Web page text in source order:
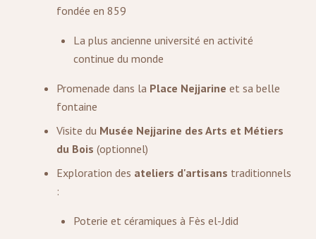
fondée en 859
La plus ancienne université en activité
continue du monde
Promenade dans la Place Nejjarine et sa belle
fontaine
Visite du Musée Nejjarine des Arts et Métiers
du Bois (optionnel)
Exploration des ateliers d'artisans traditionnels
:
Poterie et céramiques à Fès el-Jdid